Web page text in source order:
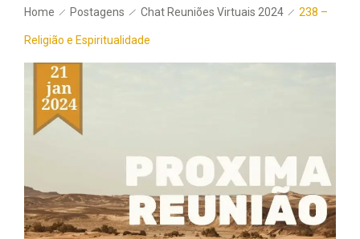
Home Postagens Chat Reuniões Virtuais 2024 238 –
Religião e Espiritualidade